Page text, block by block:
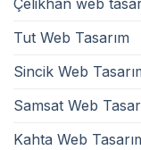
Çelikhan web
Tut Web Tasarım
Sincik Web
Samsat Web
Kahta Web